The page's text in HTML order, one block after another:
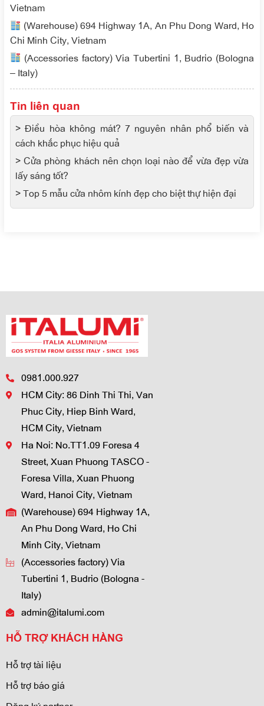
Vietnam
(Warehouse) 694 Highway 1A, An Phu Dong Ward, Ho
Chi Minh City, Vietnam
(Accessories factory) Via Tubertini 1, Budrio (Bologna
– Italy)
Tin liên quan
> Điều hòa không mát? 7 nguyên nhân phổ biến và
cách khắc phục hiệu quả
> Cửa phòng khách nên chọn loại nào để vừa đẹp vừa
lấy sáng tốt?
> Top 5 mẫu cửa nhôm kính đẹp cho biệt thự hiện đại
0981.000.927
HCM City: 86 Dinh Thi Thi, Van
Phuc City, Hiep Binh Ward,
HCM City, Vietnam
Ha Noi: No.TT1.09 Foresa 4
Street, Xuan Phuong TASCO -
Foresa Villa, Xuan Phuong
Ward, Hanoi City, Vietnam
(Warehouse) 694 Highway 1A,
An Phu Dong Ward, Ho Chi
Minh City, Vietnam
(Accessories factory) Via
Tubertini 1, Budrio (Bologna -
Italy)
admin@italumi.com
HỖ TRỢ KHÁCH HÀNG
Hỗ trợ tài liệu
Hỗ trợ báo giá